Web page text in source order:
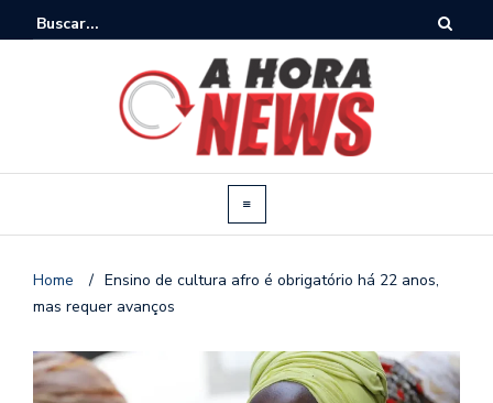
Home / Ensino de cultura afro é obrigatório há 22 anos,
mas requer avanços